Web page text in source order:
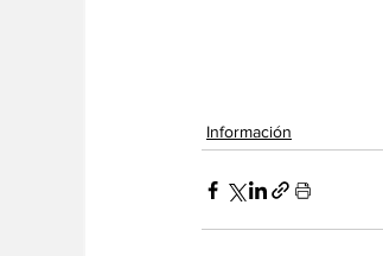
Información